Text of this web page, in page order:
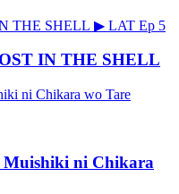
▶ LAT Ep 5
IN THE SHELL
ni Chikara